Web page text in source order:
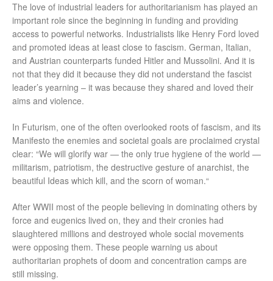
The love of industrial leaders for authoritarianism has played an
important role since the beginning in funding and providing
access to powerful networks. Industrialists like Henry Ford loved
and promoted ideas at least close to fascism. German, Italian,
and Austrian counterparts funded Hitler and Mussolini. And it is
not that they did it because they did not understand the fascist
leader’s yearning – it was because they shared and loved their
aims and violence.
In Futurism, one of the often overlooked roots of fascism, and its
Manifesto the enemies and societal goals are proclaimed crystal
clear: “We will glorify war — the only true hygiene of the world —
militarism, patriotism, the destructive gesture of anarchist, the
beautiful Ideas which kill, and the scorn of woman.“
After WWII most of the people believing in dominating others by
force and eugenics lived on, they and their cronies had
slaughtered millions and destroyed whole social movements
were opposing them. These people warning us about
authoritarian prophets of doom and concentration camps are
still missing.